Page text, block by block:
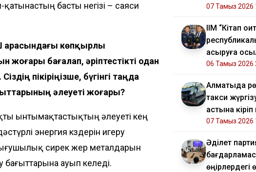
басты негізі – саяси
арасындағы көпқырлы
бағалап, әріптестікті одан
пікіріңізше, бүгінгі таңда
әлеуеті жоғары?
ынтымақтастықтың әлеуеті кең
энергия көздерін игеру
сирек жер металдарын
бағыттарына ауып келеді.
07 Тамыз 2026
ІІМ “Кітап
асыруға
06 Тамыз 2026
Алматыда
такси
астына кіріп
07 Тамыз 2026
Әділет
өңірлердегі